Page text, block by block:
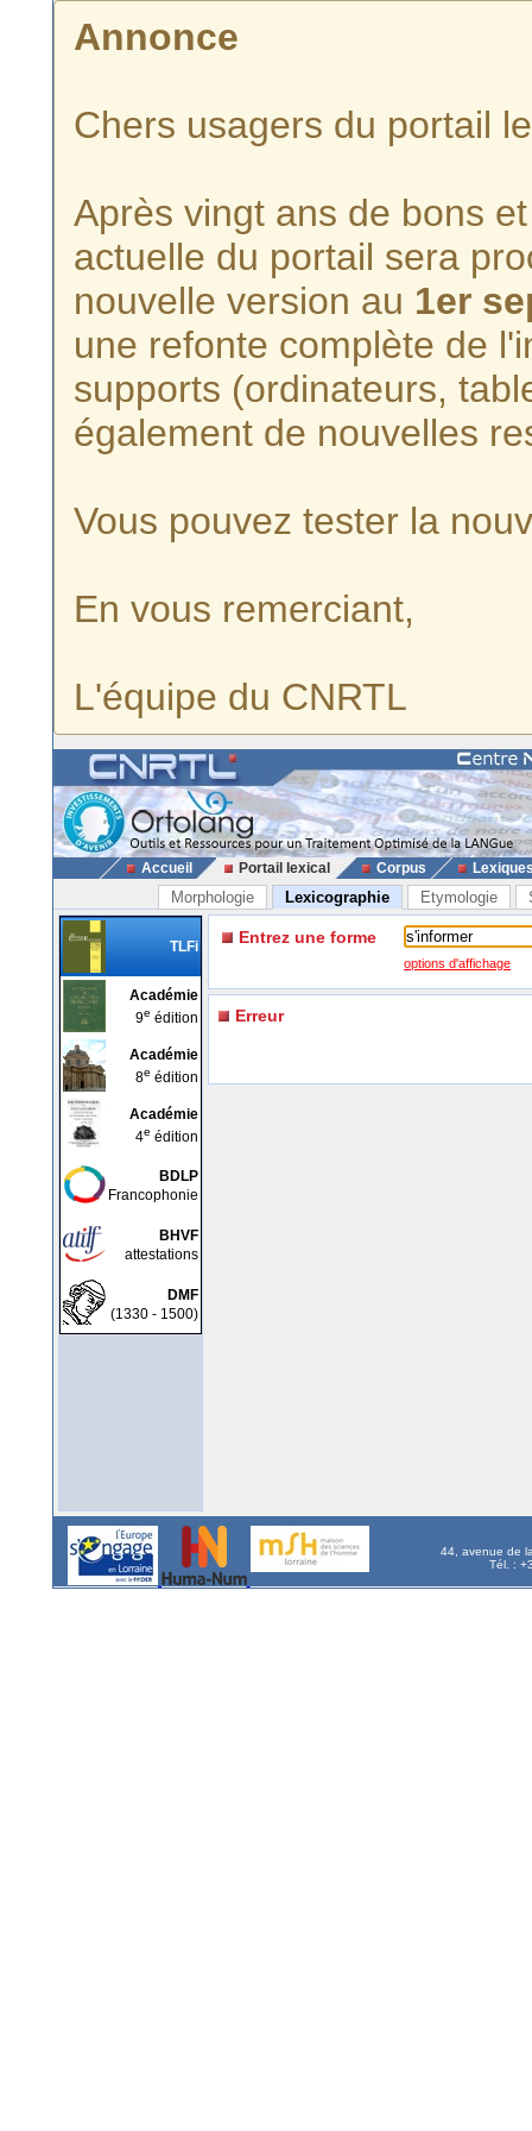
Annonce
Chers usagers du portail
Après vingt ans de bons
actuelle du portail sera
nouvelle version au 1er
une refonte complète de
supports (ordinateurs,
également de nouvelles
Vous pouvez tester la
En vous remerciant,
L'équipe du CNRTL
Accueil Portail lexical Corpus
Morphologie Lexicographie Etymologie
TLFi
Académie
9e édition
Académie
8e édition
Académie
4e édition
BDLP
Francophonie
BHVF
attestations
DMF
(1330 - 1500)
Entrez une forme
options d'affichage
Erreur
44, avenue de
Tél. :